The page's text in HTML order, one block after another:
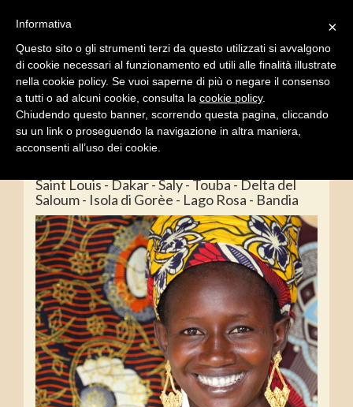
Toggle
Gran Tour del Senegal
Saint Louis - Dakar - Saly - Touba - Delta del
Saloum - Isola di Gorèe - Lago Rosa - Bandia
×
Informativa
Questo sito o gli strumenti terzi da questo utilizzati si avvalgono
di cookie necessari al funzionamento ed utili alle finalità illustrate
nella cookie policy. Se vuoi saperne di più o negare il consenso
a tutti o ad alcuni cookie, consulta la cookie policy.
Chiudendo questo banner, scorrendo questa pagina, cliccando
su un link o proseguendo la navigazione in altra maniera,
acconsenti all’uso dei cookie.